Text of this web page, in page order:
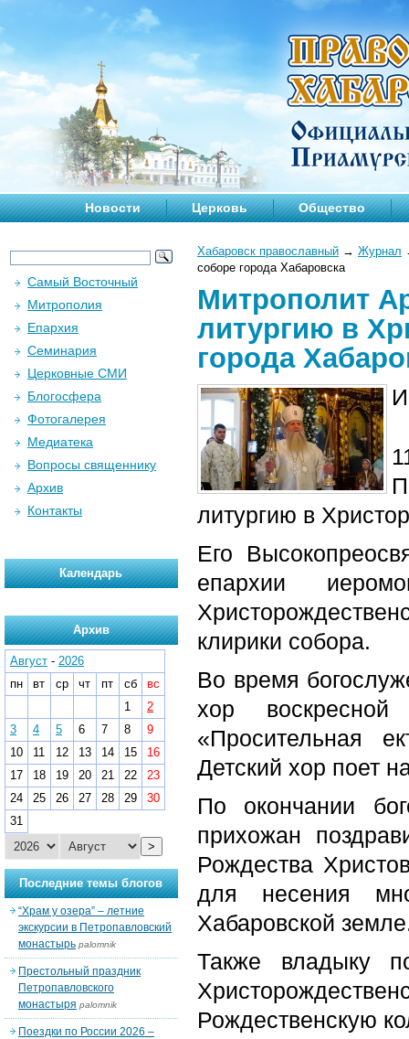
Новости Церковь Общество
Хабаровск православный → Журнал
соборе города Хабаровска
Митрополит
литургию в
города
литургию в
Его
епархии
клирики собора.
Во время
хор
«Просительная
Детский хор поет
По окончании
прихожан
Рождества
для несения
Хабаровской
Также владыку
Рождественскую
Самый Восточный
Митрополия
Епархия
Семинария
Церковные СМИ
Блогосфера
Фотогалерея
Медиатека
Вопросы священнику
Архив
Контакты
Календарь
Архив
Август - 2026
пн
вт ср чт пт сб
вс
1
2
3
4 5 6 7 8
9
10
11 12 13 14 15
16
17
18 19 20 21 22
23
24
25 26 27 28 29
30
31
>
Последние темы блогов
“Храм у озера” – летние
экскурсии в Петропавловский
монастырь palomnik
Престольный праздник
Петропавловского
монастыря palomnik
Поездки по России 2026 –